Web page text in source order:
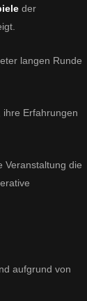
der
langen Runde
ihre Erfahrungen
Veranstaltung die
aufgrund von